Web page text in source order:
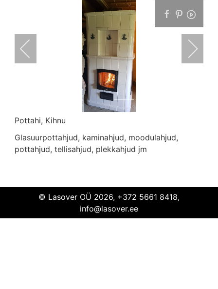
Pottahi, Kihnu
Pottahi Kihnu
Glasuurpottahjud, kaminahjud, moodulahjud,
pottahjud, tellisahjud, plekkahjud jm
© Lasover OÜ 2026, +372 5661 8418,
info@lasover.ee